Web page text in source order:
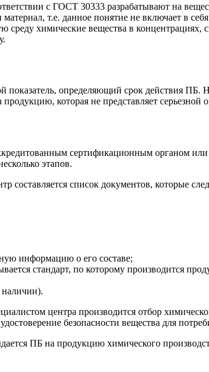
с ГОСТ 30333 разрабатывают на
т.е. данное понятие не включает в
химические вещества в концентрациях,
показатель, определяющий срок действия
которая не представляет серьезной
сертификационным органом или
этапов.
составляется список документов, которые
информацию о его составе;
стандарт, по которому производится
центра производится отбор
безопасности вещества для
ПБ на продукцию химического